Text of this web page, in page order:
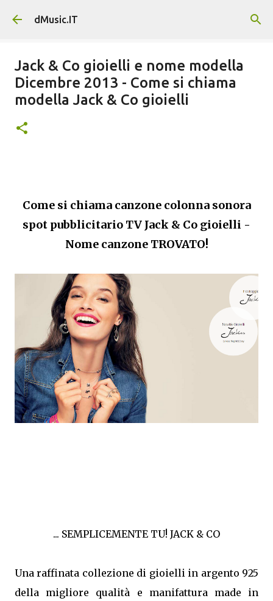
Passa ai contenuti principali
dMusic.IT
Jack & Co gioielli e nome modella
Dicembre 2013 - Come si chiama
modella Jack & Co gioielli
Come si chiama canzone colonna sonora
spot pubblicitario TV Jack & Co gioielli -
Nome canzone TROVATO!
... SEMPLICEMENTE TU! JACK & CO
Una raffinata collezione di gioielli in argento 925
della migliore qualità e manifattura made in